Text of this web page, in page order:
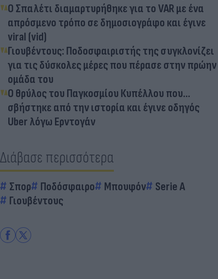
Ο Σπαλέτι διαμαρτυρήθηκε για το VAR με ένα
απρόσμενο τρόπο σε δημοσιογράφο και έγινε
viral (vid)
Γιουβέντους: Ποδοσφαιριστής της συγκλονίζει
για τις δύσκολες μέρες που πέρασε στην πρώην
ομάδα του
Ο θρύλος του Παγκοσμίου Κυπέλλου που...
σβήστηκε από την ιστορία και έγινε οδηγός
Uber λόγω Ερντογάν
Διάβασε περισσότερα
Σπορ Ποδόσφαιρο Μπουφόν
Serie A
Γιουβέντους